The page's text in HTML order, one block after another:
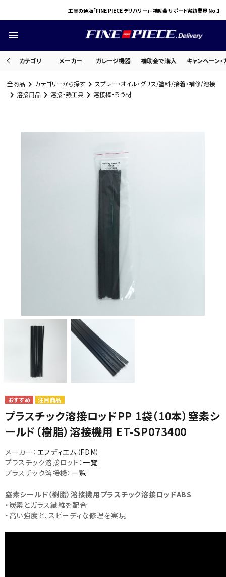
工具の通販「FINE PIECE デリバリー」- 補助金サポート実績業界 No.1
menu
カテゴリ メーカー ガレージ機器 補助金で購入 キャンペーン
search
ACCOUNT MENU
会員登録
メーカーから選ぶ
ガレージ機器
全商品 カテゴリーから探す
スプレー・オイル・グリス/塗料/接着・補修/溶接
溶接用品
溶接・熱工具 溶接棒・ろう材
注目商品
プラスチック溶接ロッドPP 1袋（10本）窒素シ
ールド（樹脂）溶接機用 ET-SP073400
メーカー： エフディエム（FDM）
プラスチック溶接ロッド： 一覧
プラスチック溶接機： 一覧
窒素シールド（樹脂）溶接機用プラスチック溶接ロッドABS
・炭素とガラス繊維を配合
・高い強度と、スピーディな修理を実現